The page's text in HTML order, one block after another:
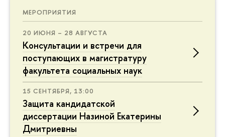
МЕРОПРИЯТИЯ
20 ИЮНЯ – 28 АВГУСТА
Консультации и встречи для
поступающих в магистратуру
факультета социальных наук
15 СЕНТЯБРЯ, 13:00
Защита кандидатской
диссертации Назиной Екатерины
Дмитриевны